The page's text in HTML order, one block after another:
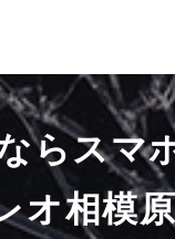
らスマ
オ相模